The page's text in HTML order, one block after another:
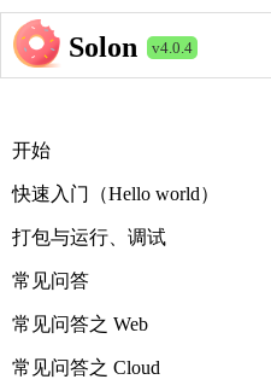
Solon v4.0.4
开始
快速入门（Hello world）
打包与运行、调试
常见问答
常见问答之 Web
常见问答之 Cloud